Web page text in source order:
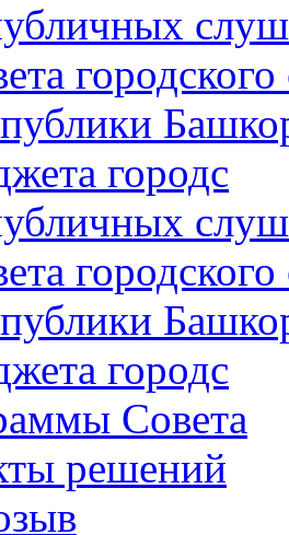
городс
городс
Совета
решений